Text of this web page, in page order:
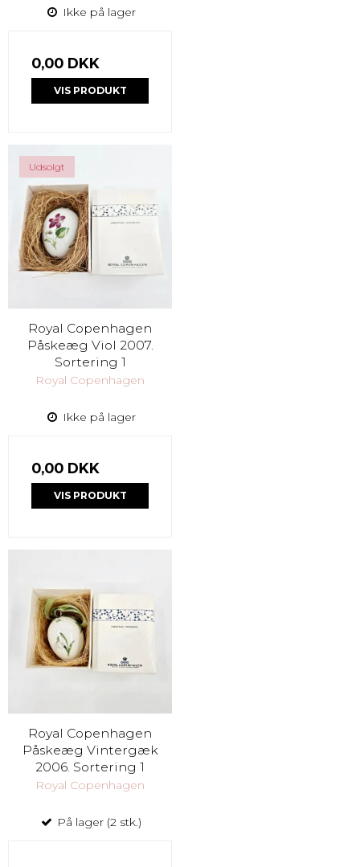
Ikke på lager
0,00 DKK
VIS PRODUKT
Udsolgt
Royal Copenhagen
Påskeæg Viol 2007.
Sortering 1
Royal Copenhagen
Ikke på lager
0,00 DKK
VIS PRODUKT
Royal Copenhagen
Påskeæg Vintergæk
2006. Sortering 1
Royal Copenhagen
På lager (2 stk.)